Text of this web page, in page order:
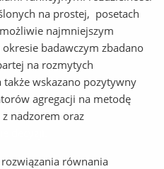
na prostej, posetach
najmniejszym
badawczym zbadano
na rozmytych
także wskazano pozytywny
agregacji na metodę
nadzorem oraz
równania